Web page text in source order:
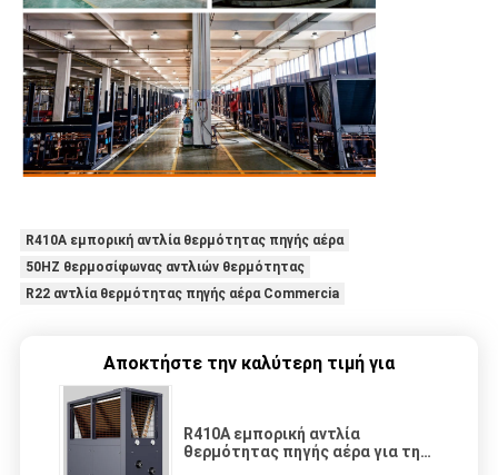
R410A εμπορική αντλία θερμότητας πηγής αέρα
50HZ θερμοσίφωνας αντλιών θερμότητας
R22 αντλία θερμότητας πηγής αέρα Commercia
Αποκτήστε την καλύτερη τιμή για
R410A εμπορική αντλία
θερμότητας πηγής αέρα για τη